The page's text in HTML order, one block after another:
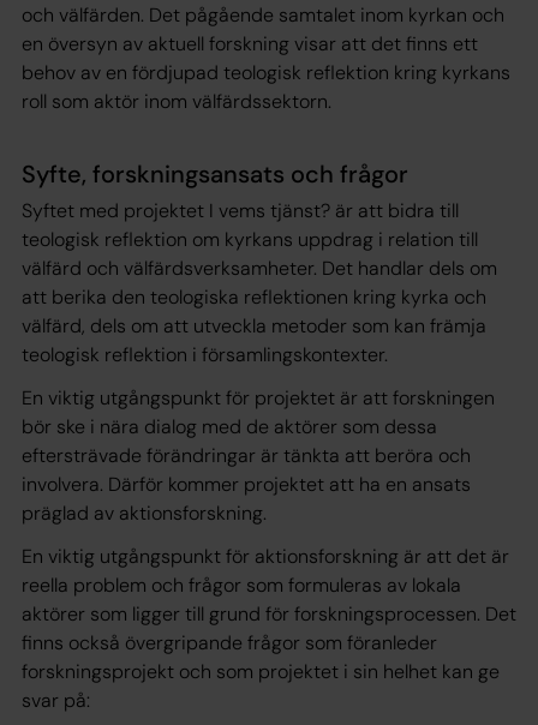
och välfärden. Det pågående samtalet inom kyrkan och
en översyn av aktuell forskning visar att det finns ett
behov av en fördjupad teologisk reflektion kring kyrkans
roll som aktör inom välfärdssektorn.
Syfte, forskningsansats och frågor
Syftet med projektet I vems tjänst? är att bidra till
teologisk reflektion om kyrkans uppdrag i relation till
välfärd och välfärdsverksamheter. Det handlar dels om
att berika den teologiska reflektionen kring kyrka och
välfärd, dels om att utveckla metoder som kan främja
teologisk reflektion i församlingskontexter.
En viktig utgångspunkt för projektet är att forskningen
bör ske i nära dialog med de aktörer som dessa
eftersträvade förändringar är tänkta att beröra och
involvera. Därför kommer projektet att ha en ansats
präglad av aktionsforskning.
En viktig utgångspunkt för aktionsforskning är att det är
reella problem och frågor som formuleras av lokala
aktörer som ligger till grund för forskningsprocessen. Det
finns också övergripande frågor som föranleder
forskningsprojekt och som projektet i sin helhet kan ge
svar på: